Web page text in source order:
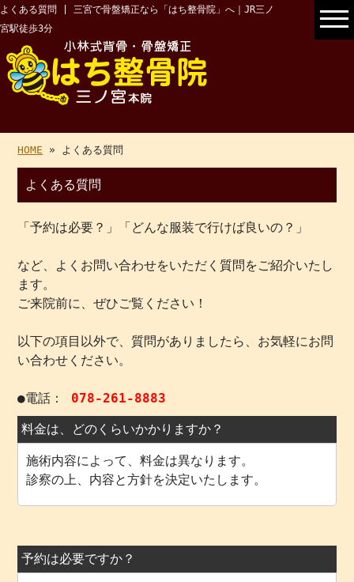
よくある質問 | 三宮で骨盤矯正なら「はち整骨院」へ｜JR三ノ
宮駅徒歩3分
HOME » よくある質問
よくある質問
「予約は必要？」「どんな服装で行けば良いの？」
など、よくお問い合わせをいただく質問をご紹介いたし
ます。
ご来院前に、ぜひご覧ください！
以下の項目以外で、質問がありましたら、お気軽にお問
い合わせください。
●電話： 078-261-8883
料金は、どのくらいかかりますか？
施術内容によって、料金は異なります。
診察の上、内容と方針を決定いたします。
予約は必要ですか？